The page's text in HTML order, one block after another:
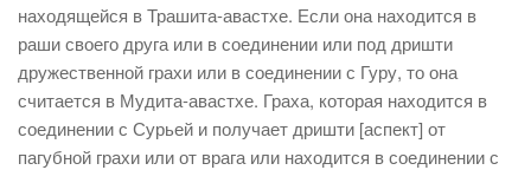
находящейся в Трашита-авастхе. Если она находится в
раши своего друга или в соединении или под дришти
дружественной грахи или в соединении с Гуру, то она
считается в Мудита-авастхе. Граха, которая находится в
соединении с Сурьей и получает дришти [аспект] от
пагубной грахи или от врага или находится в соединении с